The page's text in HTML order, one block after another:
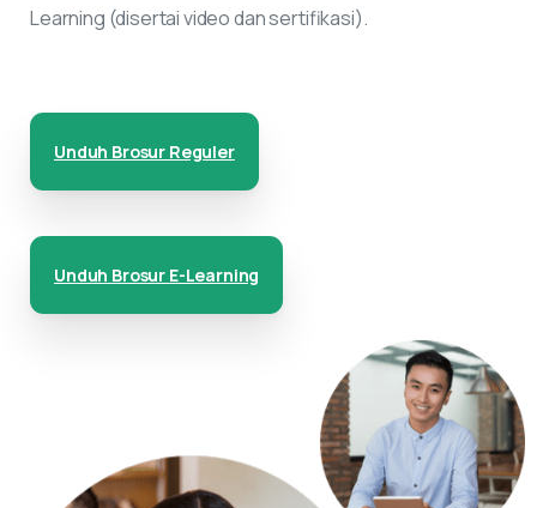
Learning (disertai video dan sertifikasi).
Unduh Brosur Reguler
Unduh Brosur E-Learning